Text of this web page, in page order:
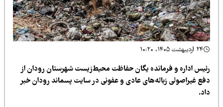
اداره و فرمانده یگان حفاظت محیط‌زیست شهرستان رودان از
غیراصولی زباله‌های عادی و عفونی در سایت پسماند رودان خبر